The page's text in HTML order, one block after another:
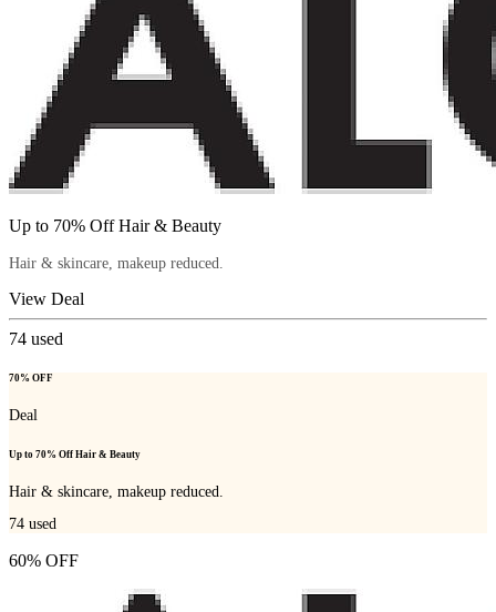
Up to 70% Off Hair & Beauty
Hair & skincare, makeup reduced.
View Deal
74 used
70% OFF
Deal
Up to 70% Off Hair & Beauty
Hair & skincare, makeup reduced.
74 used
60% OFF